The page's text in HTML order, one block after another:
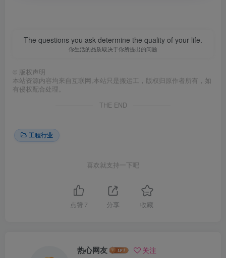
The questions you ask determine the quality of your life.
你生活的品质取决于你所提出的问题
© 版权声明
本站资源内容均来自互联网,本站只是搬运工，版权归原作者所有，如
有侵权配合处理。
THE END
工程行业
喜欢就支持一下吧
点赞 7 分享 收藏
热心网友 关注